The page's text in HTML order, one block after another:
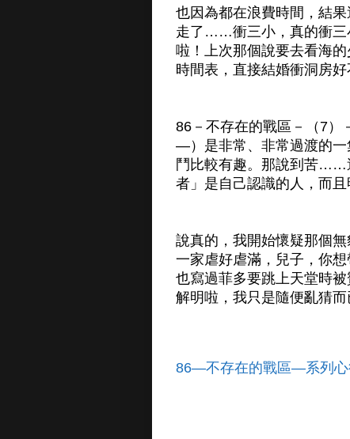
也因為都在浪費時間，結
走了……衝三小，真的衝三
啦！上次那個說要去看海
時間表，直接結婚衝洞房好
86－不存在的戰區－（7
―）是非常、非常過渡的一
鬥比較有趣。那說到苦……
者」是自己認識的人，而
說真的，我開始懷疑那個
一家虐好虐滿，兒子，你
也寫過菲多要跳上天堂時
解明啦，我只是隨便亂猜而
86―不存在的戰區―系列心